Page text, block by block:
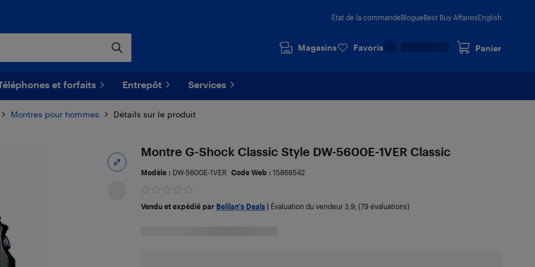
État de la commandeBlogueBest Buy AffairesEnglish
Magasins Favoris Panier
et forfaits Entrepôt Services
Montres pour hommes Détails sur le produit
Montre G-Shock Classic Style DW-5600E-1VER Classic
Modèle : DW-5600E-1VER Code Web : 15868542
Vendu et expédié par Belilan's Deals| Évaluation du vendeur 3,9; (79 évaluations)